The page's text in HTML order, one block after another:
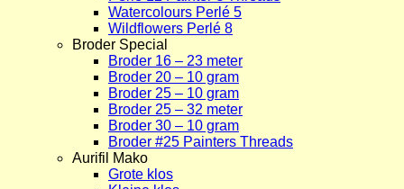
Watercolours Perlé 5
Wildflowers Perlé 8
Broder Special
Broder 16 – 23 meter
Broder 20 – 10 gram
Broder 25 – 10 gram
Broder 25 – 32 meter
Broder 30 – 10 gram
Broder #25 Painters Threads
Aurifil Mako
Grote klos